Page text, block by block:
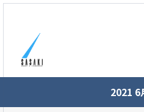
2021 6